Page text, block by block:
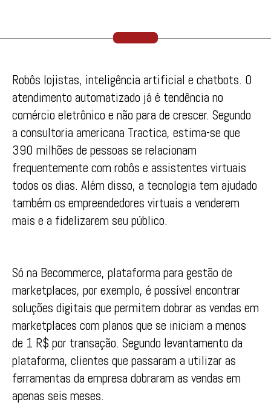
Robôs lojistas, inteligência artificial e chatbots. O
atendimento automatizado já é tendência no
comércio eletrônico e não para de crescer. Segundo
a consultoria americana Tractica, estima-se que
390 milhões de pessoas se relacionam
frequentemente com robôs e assistentes virtuais
todos os dias. Além disso, a tecnologia tem ajudado
também os empreendedores virtuais a venderem
mais e a fidelizarem seu público.
Só na Becommerce, plataforma para gestão de
marketplaces, por exemplo, é possível encontrar
soluções digitais que permitem dobrar as vendas em
marketplaces com planos que se iniciam a menos
de 1 R$ por transação. Segundo levantamento da
plataforma, clientes que passaram a utilizar as
ferramentas da empresa dobraram as vendas em
apenas seis meses.